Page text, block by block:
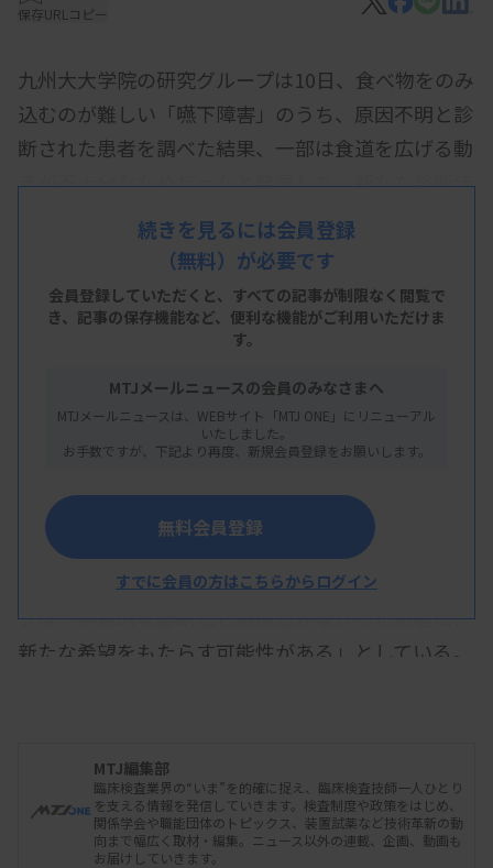
保存URLコピー
九州大大学院の研究グループは10日、食べ物をのみ
込むのが難しい「嚥下障害」のうち、原因不明と診
断された患者を調べた結果、一部は食道を広げる動
きが不十分なためだったと発表した。新たな診断法
や治療法の開発につながる可能性があるとしてい
る。米医学雑誌に掲載した。
グループの伊原栄吉・准教授らによると、嚥下障害
は通常、胃カメラなどで腫瘍や炎症の有無を調べた
て原因を特定。いずれにも該当しなければ原因不明
と分類されてきた。原因不明の嚥下障害は全人口の
約3％という。
グループは原因不明の患者25人に対し、従来調べて
いた食道の収縮ではなく、広げる動きを検査。うち
14人が、広げる動きに障害があったという。グルー
プは「客観的な診断法と治療法がなかった患者に、
新たな希望をもたらす可能性がある」としている。
続きを見るには会員登録
（無料）が必要です
会員登録していただくと、すべての記事が制限なく閲覧で
き、 記事の保存機能など、便利な機能がご利用いただけま
す。
MTJメールニュースの会員のみなさまへ
MTJメールニュースは、WEBサイト「MTJ ONE」にリニューアル
いたしました。
お手数ですが、下記より再度、新規会員登録をお願いします。
無料会員登録
すでに会員の方はこちらからログイン
MTJ編集部
臨床検査業界の“いま”を的確に捉え、臨床検査技師一人ひとり
を支える情報を発信していきます。検査制度や政策をはじめ、
関係学会や職能団体のトピックス、装置試薬など技術革新の動
向まで幅広く取材・編集。ニュース以外の連載、企画、動画も
お届けしていきます。